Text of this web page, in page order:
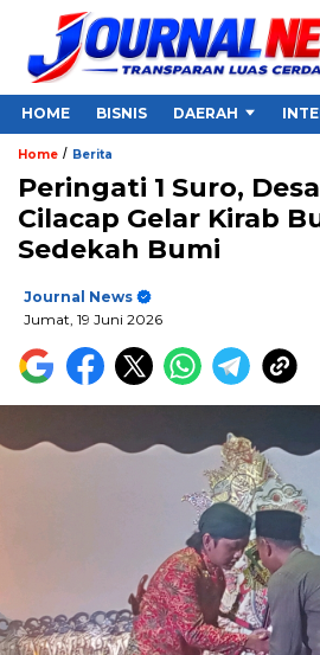
HOME BISNIS DAERAH
Home / Berita
Peringati 1 Suro,
Cilacap Gelar Kirab
Sedekah Bumi
Journal News
Jumat, 19 Juni 2026